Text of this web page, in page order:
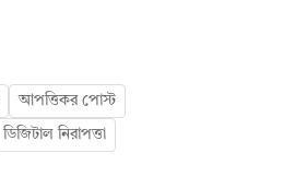
আপত্তিকর পোস্ট
ডিজিটাল নিরাপত্তা